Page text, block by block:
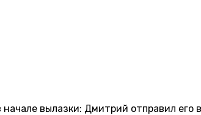
вылазки: Дмитрий отправил его